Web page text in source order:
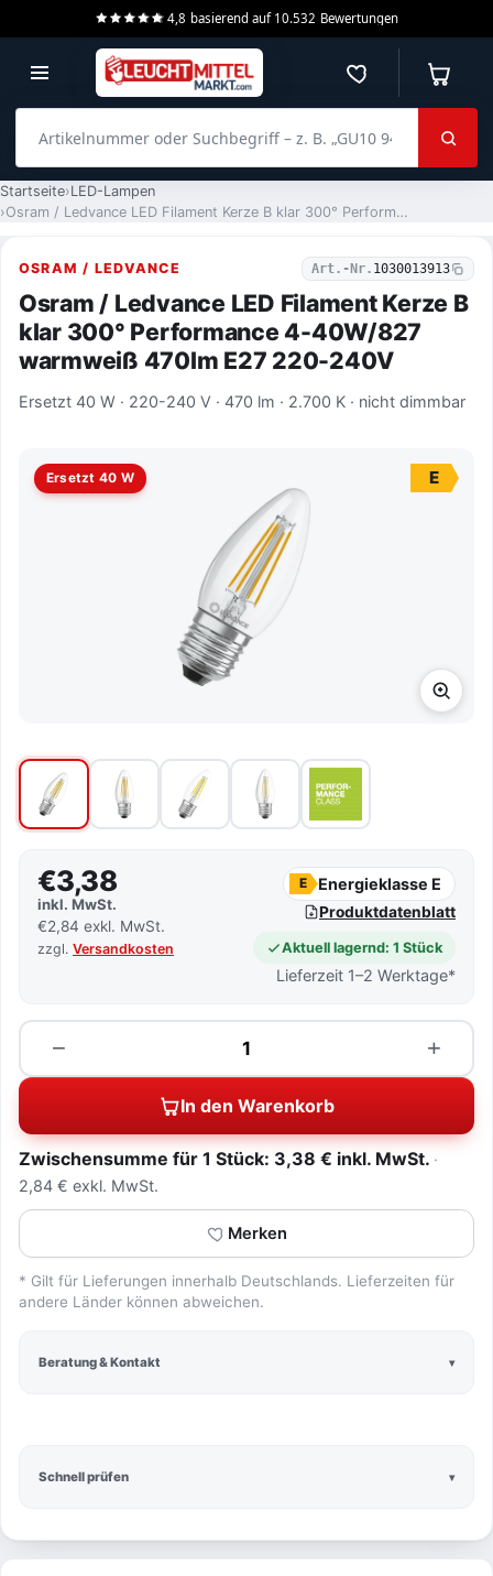
4,8 basierend auf 10.532 Bewertungen
Merkzettel
Startseite LED-Lampen
Osram / Ledvance LED Filament Kerze B klar 300° Performance 4-40W/827 warmweiß 470lm E27 220-240V
OSRAM / LEDVANCE Art.-Nr. 1030013913
Osram / Ledvance LED Filament Kerze B
klar 300° Performance 4-40W/827
warmweiß 470lm E27 220-240V
Ersetzt 40 W · 220-240 V · 470 lm · 2.700 K · nicht dimmbar
Ersetzt 40 W E
Schnell prüfen
€3,38
inkl. MwSt.
€2,84 exkl. MwSt.
zzgl. Versandkosten
E Energieklasse E
Produktdatenblatt
Aktuell lagernd: 1 Stück
Lieferzeit 1–2 Werktage*
−
Menge +
In den Warenkorb
Zwischensumme für 1 Stück: 3,38 € inkl. MwSt.
2,84 € exkl. MwSt.
Merken
* Gilt für Lieferungen innerhalb Deutschlands. Lieferzeiten für
andere Länder können abweichen.
Beratung & Kontakt